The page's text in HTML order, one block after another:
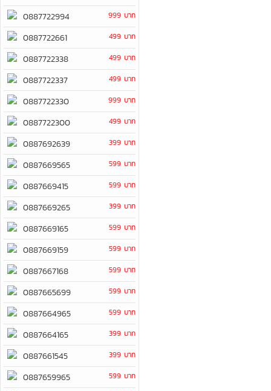
0887722994
999 บาท
0887722661 499 บาท
0887722338 499 บาท
0887722337 499 บาท
0887722330 999 บาท
0887722300 499 บาท
0887692639 399 บาท
0887669565 599 บาท
0887669415 599 บาท
0887669265 399 บาท
0887669165 599 บาท
0887669159 599 บาท
0887667168 599 บาท
0887665699 599 บาท
0887664965 599 บาท
0887664165 399 บาท
0887661545 399 บาท
0887659965 599 บาท